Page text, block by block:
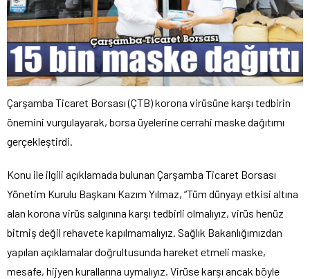
Çarşamba Ticaret Borsası (ÇTB) korona virüsüne karşı tedbirin
önemini vurgulayarak, borsa üyelerine cerrahi maske dağıtımı
gerçekleştirdi.
Konu ile ilgili açıklamada bulunan Çarşamba Ticaret Borsası
Yönetim Kurulu Başkanı Kazım Yılmaz, “Tüm dünyayı etkisi altına
alan korona virüs salgınına karşı tedbirli olmalıyız, virüs henüz
bitmiş değil rehavete kapılmamalıyız. Sağlık Bakanlığımızdan
yapılan açıklamalar doğrultusunda hareket etmeli maske,
mesafe, hijyen kurallarına uymalıyız. Virüse karşı ancak böyle